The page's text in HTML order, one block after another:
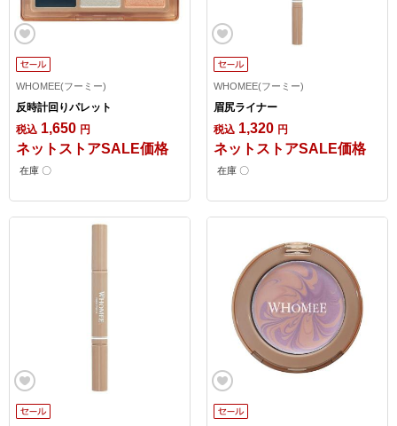
WHOMEE(フーミー)
反時計回りパレット
税込 1,650 円
ネットストアSALE価格
在庫 〇
WHOMEE(フーミー)
眉尻ライナー
税込 1,320 円
ネットストアSALE価格
在庫 〇